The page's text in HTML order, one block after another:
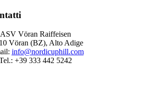
ASV Vöran Raiffeisen
Vöran (BZ), Alto Adige
info@nordicuphill.com
+39 333 442 5242